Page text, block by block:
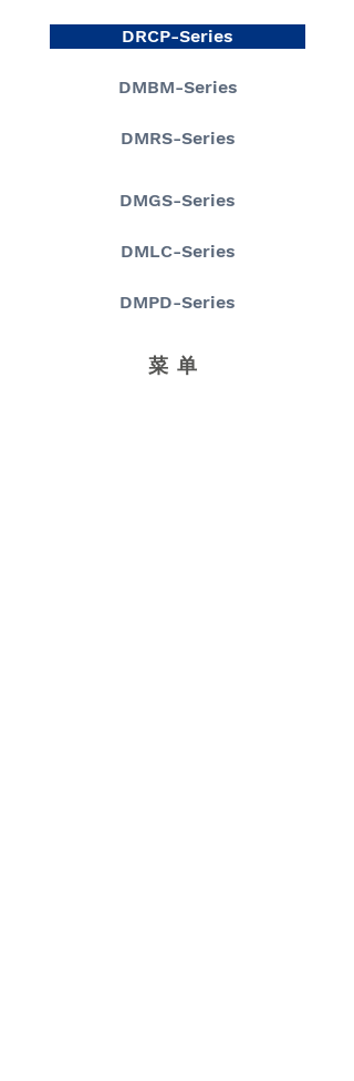
DRCP-Series
DMBM-Series
DMRS-Series
DMGS-Series
DMLC-Series
DMPD-Series
菜单